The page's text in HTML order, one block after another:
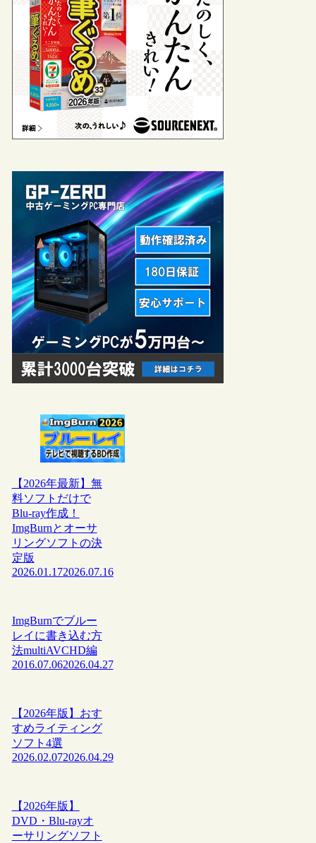
【2026年最新】無
料ソフトだけで
Blu-ray作成！
ImgBurnとオーサ
リングソフトの決
定版
2026.01.172026.07.16
ImgBurnでブルー
レイに書き込む方
法multiAVCHD編
2016.07.062026.04.27
【2026年版】おす
すめライティング
ソフト4選
2026.02.072026.04.29
【2026年版】
DVD・Blu-rayオ
ーサリングソフト